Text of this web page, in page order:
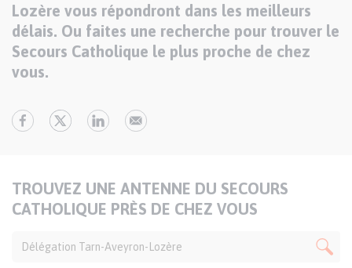
Lozère vous répondront dans les meilleurs
délais. Ou faites une recherche pour trouver le
Secours Catholique le plus proche de chez
vous.
TITRE
DE
CARTE
TROUVEZ UNE ANTENNE DU SECOURS
CATHOLIQUE PRÈS DE CHEZ VOUS